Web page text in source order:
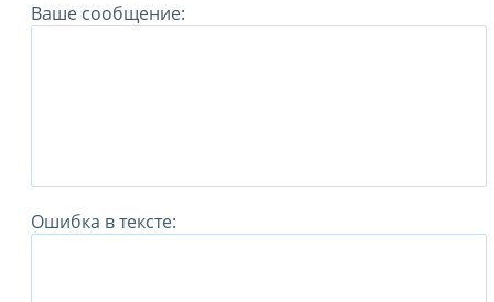
Ваше сообщение:
Ошибка в тексте: